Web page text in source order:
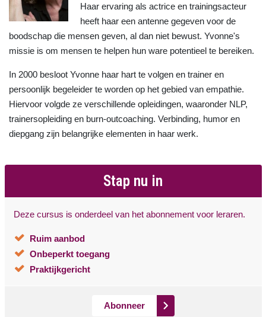
Haar ervaring als actrice en trainingsacteur
heeft haar een antenne gegeven voor de
boodschap die mensen geven, al dan niet bewust. Yvonne's
missie is om mensen te helpen hun ware potentieel te bereiken.
In 2000 besloot Yvonne haar hart te volgen en trainer en
persoonlijk begeleider te worden op het gebied van empathie.
Hiervoor volgde ze verschillende opleidingen, waaronder NLP,
trainersopleiding en burn-outcoaching. Verbinding, humor en
diepgang zijn belangrijke elementen in haar werk.
Stap nu in
Deze cursus is onderdeel van het abonnement voor leraren.
Ruim aanbod
Onbeperkt toegang
Praktijkgericht
Abonneer